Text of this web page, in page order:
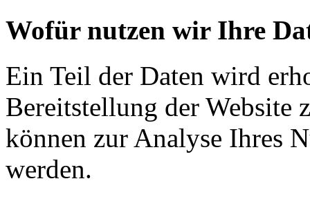
Wofür nutzen wir Ihre
Ein Teil der Daten wird
Bereitstellung der Website
können zur Analyse Ihres
werden.